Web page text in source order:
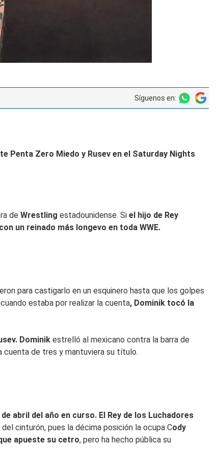
Síguenos en:
Penta Zero Miedo y Rusev en el Saturday Nights
de Wrestling estadounidense. Si el hijo de Rey
un reinado más longevo en toda WWE.
para castigarlo en un esquinero hasta que los golpes
cuando estaba por realizar la cuenta, Dominik tocó la
Dominik estrelló al mexicano contra la barra de
cuenta de tres y mantuviera su título.
de abril del año en curso. El Rey de los Luchadores
cinturón, pues la décima posición la ocupa Cody
apueste su cetro, pero ha hecho pública su